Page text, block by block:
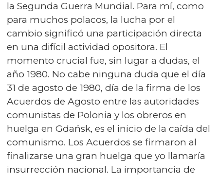
la Segunda Guerra Mundial. Para mí, como
para muchos polacos, la lucha por el
cambio significó una participación directa
en una difícil actividad opositora. El
momento crucial fue, sin lugar a dudas, el
año 1980. No cabe ninguna duda que el día
31 de agosto de 1980, día de la firma de los
Acuerdos de Agosto entre las autoridades
comunistas de Polonia y los obreros en
huelga en Gdańsk, es el inicio de la caída del
comunismo. Los Acuerdos se firmaron al
finalizarse una gran huelga que yo llamaría
insurrección nacional. La importancia de